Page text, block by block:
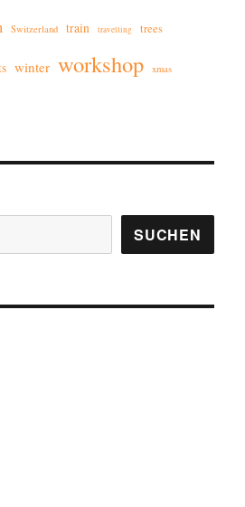
Switzerland train travelling trees
winter workshop xmas
SUCHEN